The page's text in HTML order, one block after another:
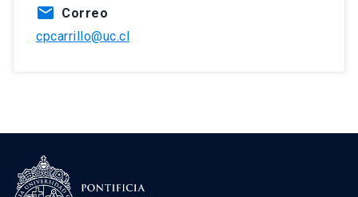
mail Correo
cpcarrillo@uc.cl